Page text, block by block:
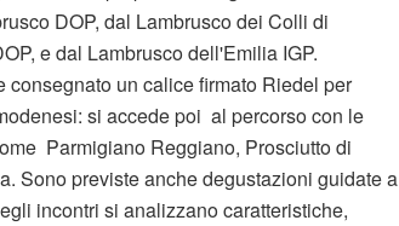
DOP, dal Lambrusco dei Colli di
e dal Lambrusco dell'Emilia IGP.
consegnato un calice firmato Riedel per
si accede poi al percorso con le
Parmigiano Reggiano, Prosciutto di
Sono previste anche degustazioni guidate a
incontri si analizzano caratteristiche,